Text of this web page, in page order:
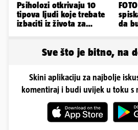
Psiholozi otkrivaju 10
tipova ljudi koje trebate
izbaciti iz života za
da
Sve što je bitno, na
Skini aplikaciju za najbolje
komentiraj i budi uvijek u toku s